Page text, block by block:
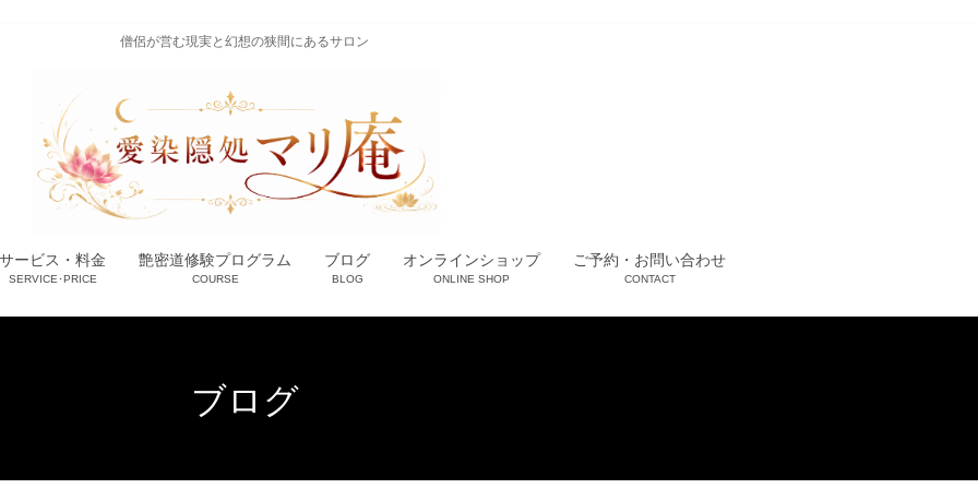
僧侶が営む現実と幻想の狭間にあるサロン
サービス・料金
SERVICE･PRICE
艶密道修験プログラム
COURSE
ブログ
BLOG
オンラインショップ
ONLINE SHOP
ご予約・お問い合わせ
CONTACT
ブログ